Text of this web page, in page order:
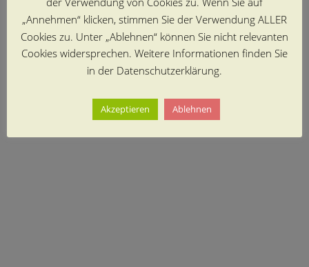
„Annehmen“ klicken, stimmen Sie der Verwendung ALLER
Cookies zu. Unter „Ablehnen“ können Sie nicht relevanten
Cookies widersprechen. Weitere Informationen finden Sie
in der Datenschutzerklärung.
Akzeptieren Ablehnen